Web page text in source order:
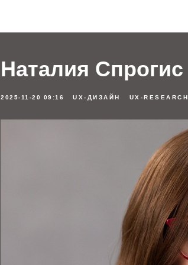
Наталия Спрогис
2025-11-20 09:16 UX-ДИЗАЙН UX-RESEARCH